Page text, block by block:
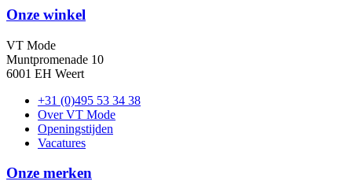
Onze winkel
VT Mode
Muntpromenade 10
6001 EH Weert
+31 (0)495 53 34 38
Over VT Mode
Openingstijden
Vacatures
Onze merken